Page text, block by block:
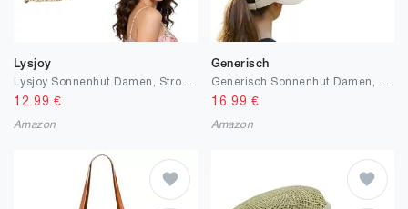
Lysjoy
12.99 €
Amazon
Generisch
16.99 €
Amazon